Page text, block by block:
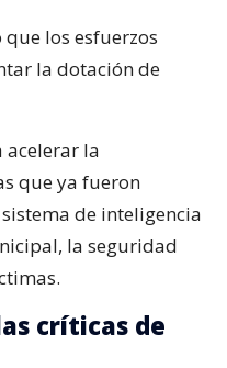
que los esfuerzos
la dotación de
acelerar la
que ya fueron
de inteligencia
la seguridad
críticas de